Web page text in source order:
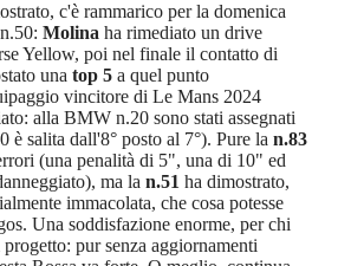
c'è rammarico per la domenica
Molina ha rimediato un drive
Yellow, poi nel finale il contatto di
una top 5 a quel punto
vincitore di Le Mans 2024
alla BMW n.20 sono stati assegnati
è salita dall'8° posto al 7°). Pure la n.83
(una penalità di 5", una di 10" ed
ma la n.51 ha dimostrato,
immacolata, che cosa potesse
Una soddisfazione enorme, per chi
pur senza aggiornamenti